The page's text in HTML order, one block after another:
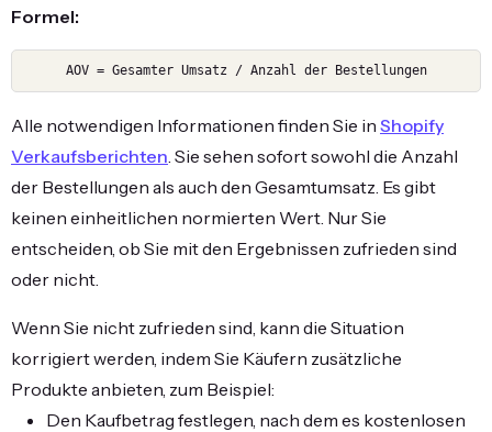
Formel:
AOV = Gesamter Umsatz / Anzahl der Bestellungen
Alle notwendigen Informationen finden Sie in Shopify
Verkaufsberichten . Sie sehen sofort sowohl die Anzahl
der Bestellungen als auch den Gesamtumsatz. Es gibt
keinen einheitlichen normierten Wert. Nur Sie
entscheiden, ob Sie mit den Ergebnissen zufrieden sind
oder nicht.
Wenn Sie nicht zufrieden sind, kann die Situation
korrigiert werden, indem Sie Käufern zusätzliche
Produkte anbieten, zum Beispiel:
Den Kaufbetrag festlegen, nach dem es kostenlosen